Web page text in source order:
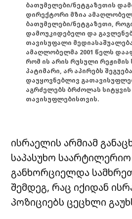
ბათუმელები/ნეტგაზეთის
დირექტორი მზია
ბათუმელები/ნეტგაზეთი,
დამოუკიდებელი და
თავისუფალი
ამაღლობელმა 2001 წელს
რომ ის არის რუსული რეჟიმის
პატიმარი, არ აპირებს
დაუყოვნებლივ
აგრძელებს ბრძოლას სიტყვის
თავისუფლებისთვის.
ისრაელის არმიამ
საპასუხო
განხორციელდა
შემდეგ, რაც იქიდან
პოზიციებს ცეცხლი